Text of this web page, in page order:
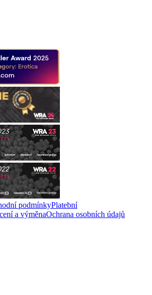
podmínkyPlatební
a výměnaOchrana osobních údajů